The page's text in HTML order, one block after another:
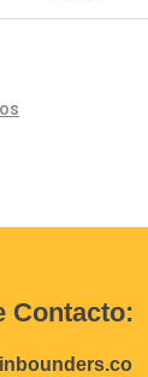
Contacto: